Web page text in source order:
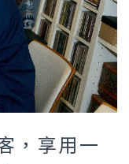
，享用一